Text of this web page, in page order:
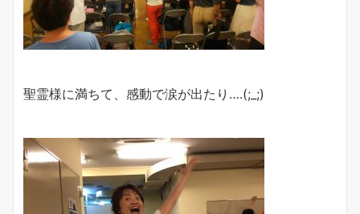
聖霊様に満ちて、感動で涙が出たり….(;_;)